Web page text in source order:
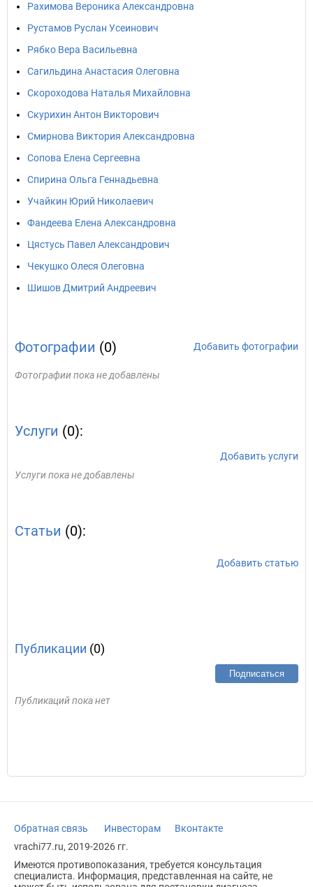
Рахимова Вероника Александровна
Рустамов Руслан Усеинович
Рябко Вера Васильевна
Сагильдина Анастасия Олеговна
Скороходова Наталья Михайловна
Скурихин Антон Викторович
Смирнова Виктория Александровна
Сопова Елена Сергеевна
Спирина Ольга Геннадьевна
Учайкин Юрий Николаевич
Фандеева Елена Александровна
Цястусь Павел Александрович
Чекушко Олеся Олеговна
Шишов Дмитрий Андреевич
Фотографии (0) Добавить фотографии
Фотографии пока не добавлены
Услуги (0):
Добавить услуги
Услуги пока не добавлены
Статьи (0):
Добавить статью
Публикации (0)
Подписаться
Публикаций пока нет
Обратная связь Инвесторам
Вконтакте
vrachi77.ru, 2019-2026 гг.
Имеются противопоказания, требуется консультация
специалиста. Информация, представленная на сайте, не